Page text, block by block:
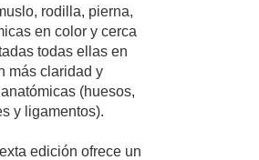
rodilla, pierna,
en color y cerca
todas ellas en
más claridad y
(huesos,
y ligamentos).
edición ofrece un